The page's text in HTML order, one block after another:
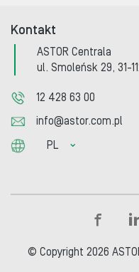
Kontakt
ASTOR Centrala
ul. Smoleńsk 29, 31-
12 428 63 00
info@astor.com.pl
PL
© Copyright 2026